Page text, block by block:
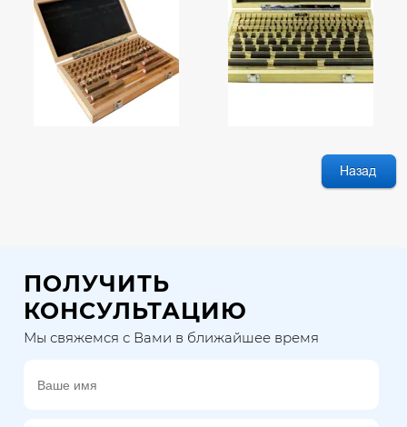
ПОЛУЧИТЬ
КОНСУЛЬТАЦИЮ
Мы свяжемся с Вами в ближайшее время